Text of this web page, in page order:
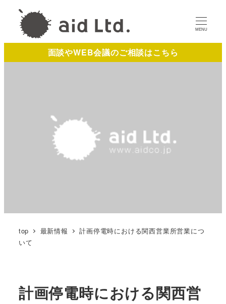
MENU
面談やWEB会議のご相談はこちら
top 最新情報
計画停電時における関西営業所営業につ
いて
計画停電時における関西営